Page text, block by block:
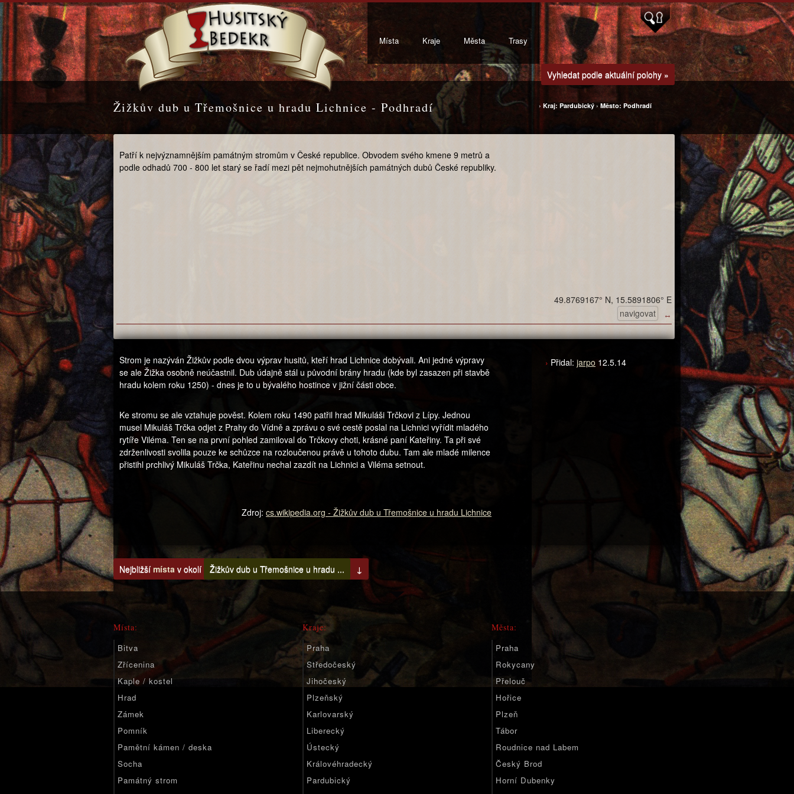
Místa Kraje Města Trasy
Vyhledat podle aktuální polohy »
Žižkův dub u Třemošnice u hradu Lichnice - Podhradí › Kraj: Pardubický › Město: Podhradí
Patří k nejvýznamnějším památným stromům v České republice. Obvodem svého kmene 9 metrů a
podle odhadů 700 - 800 let starý se řadí mezi pět nejmohutnějších památných dubů České republiky.
↔
49.8769167° N, 15.5891806° E
navigovat
Strom je nazýván Žižkův podle dvou výprav husitů, kteří hrad Lichnice dobývali. Ani jedné výpravy
se ale Žižka osobně neúčastnil. Dub údajně stál u původní brány hradu (kde byl zasazen při stavbě
hradu kolem roku 1250) - dnes je to u bývalého hostince v jižní části obce.
Ke stromu se ale vztahuje pověst. Kolem roku 1490 patřil hrad Mikuláši Trčkovi z Lípy. Jednou
musel Mikuláš Trčka odjet z Prahy do Vídně a zprávu o své cestě poslal na Lichnici vyřídit mladého
rytíře Viléma. Ten se na první pohled zamiloval do Trčkovy choti, krásné paní Kateřiny. Ta při své
zdrženlivosti svolila pouze ke schůzce na rozloučenou právě u tohoto dubu. Tam ale mladé milence
přistihl prchlivý Mikuláš Trčka, Kateřinu nechal zazdít na Lichnici a Viléma setnout.
Zdroj: cs.wikipedia.org - Žižkův dub u Třemošnice u hradu Lichnice
Přidal: jarpo 12.5.14
Nejbližší místa v okolí Žižkův dub u Třemošnice u hradu ... ↓
Místa:
Bitva
Zřícenina
Kaple / kostel
Hrad
Zámek
Pomník
Pamětní kámen / deska
Socha
Památný strom
Kraje:
Praha
Středočeský
Jihočeský
Plzeňský
Karlovarský
Liberecký
Ústecký
Královéhradecký
Pardubický
Města:
Praha
Rokycany
Přelouč
Hořice
Plzeň
Tábor
Roudnice nad Labem
Český Brod
Horní Dubenky